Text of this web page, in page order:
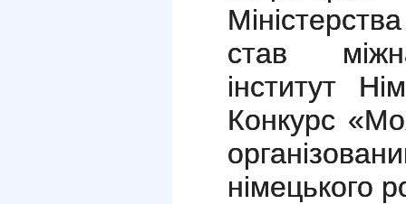
став
інститут
Конкурс
німецького